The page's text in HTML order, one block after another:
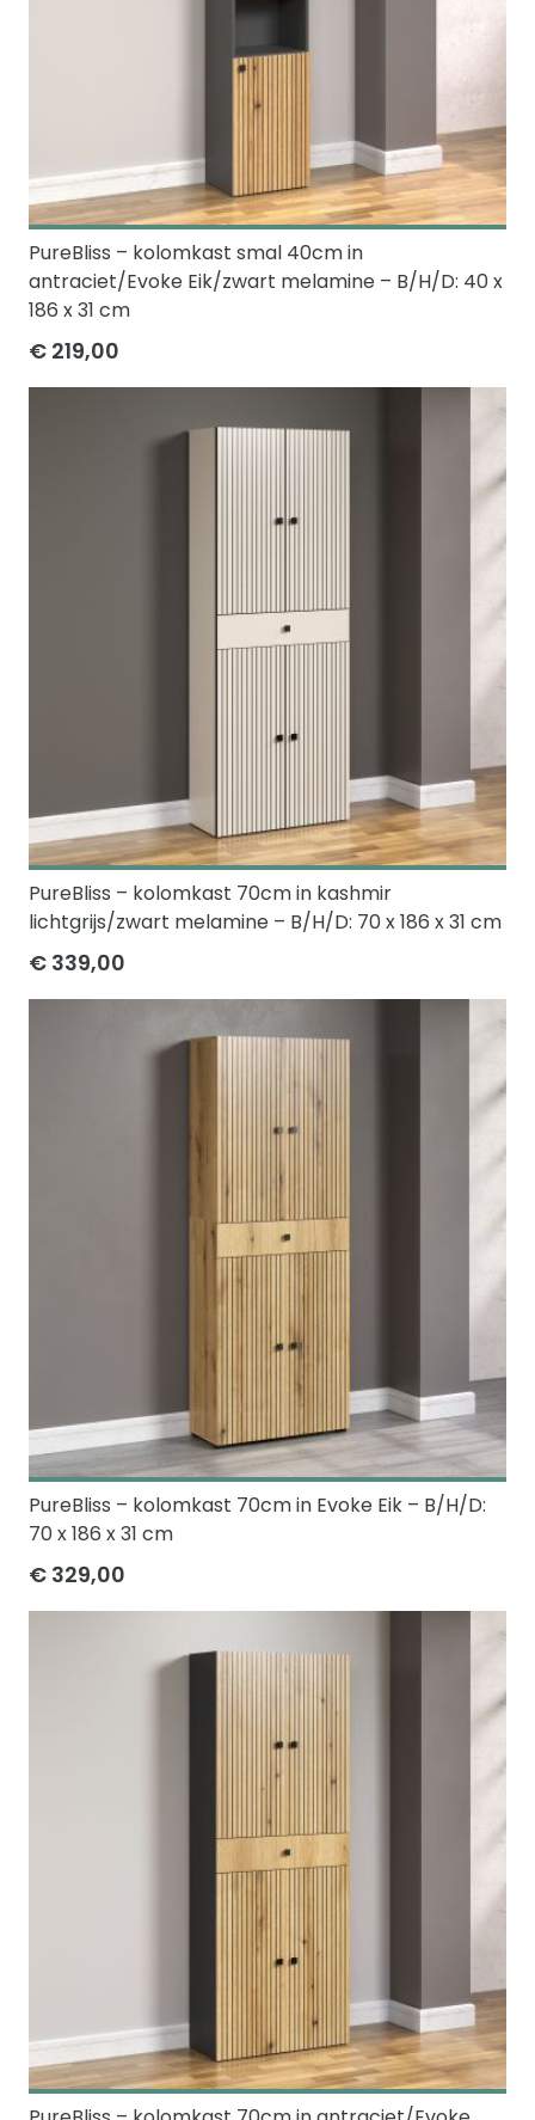
PureBliss – kolomkast smal 40cm in
antraciet/Evoke Eik/zwart melamine – B/H/D: 40 x
186 x 31 cm
€ 219,00
PureBliss – kolomkast 70cm in kashmir
lichtgrijs/zwart melamine – B/H/D: 70 x 186 x 31 cm
€ 339,00
PureBliss – kolomkast 70cm in Evoke Eik – B/H/D:
70 x 186 x 31 cm
€ 329,00